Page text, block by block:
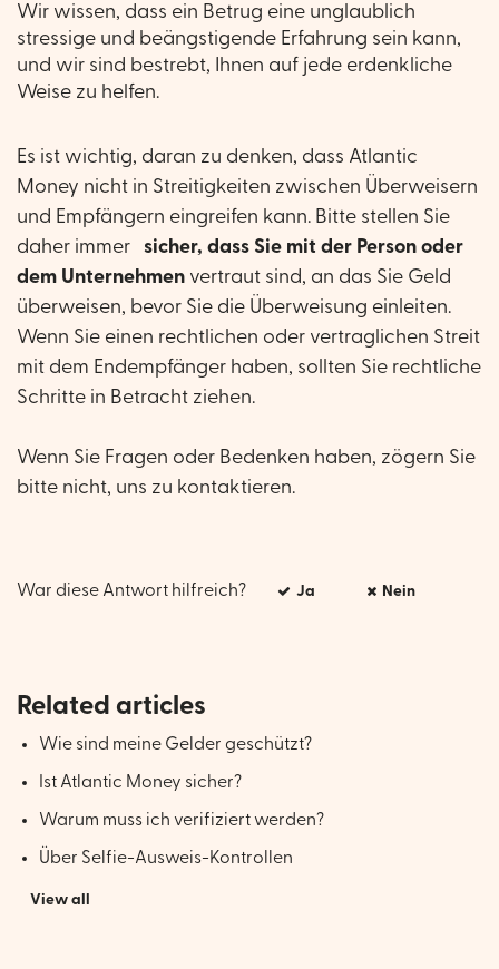
Wir wissen, dass ein Betrug eine unglaublich
stressige und beängstigende Erfahrung sein kann,
und wir sind bestrebt, Ihnen auf jede erdenkliche
Weise zu helfen.
Es ist wichtig, daran zu denken, dass Atlantic
Money nicht in Streitigkeiten zwischen Überweisern
und Empfängern eingreifen kann. Bitte stellen Sie
daher immer
sicher, dass Sie mit der Person oder
dem Unternehmen vertraut sind, an das Sie Geld
überweisen, bevor Sie die Überweisung einleiten.
Wenn Sie einen rechtlichen oder vertraglichen Streit
mit dem Endempfänger haben, sollten Sie rechtliche
Schritte in Betracht ziehen.
Wenn Sie Fragen oder Bedenken haben, zögern Sie
bitte nicht, uns zu kontaktieren.
War diese Antwort hilfreich? Ja Nein
Related articles
Wie sind meine Gelder geschützt?
Ist Atlantic Money sicher?
Warum muss ich verifiziert werden?
Über Selfie-Ausweis-Kontrollen
View all